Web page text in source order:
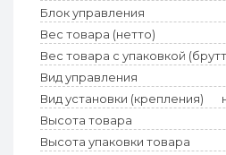
Блок управления
Вес товара (нетто)
Вес товара с упаковкой
Вид управления
Вид установки (крепления)
Высота товара
Высота упаковки товара